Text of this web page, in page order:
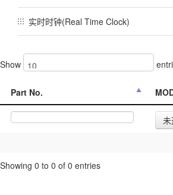
实时时钟(Real Time Clock)
Show
Part No.
Showing 0 to 0 of 0 entries